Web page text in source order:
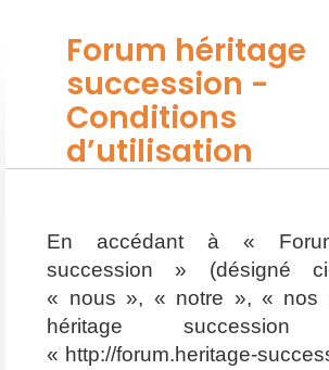
Forum héritage
succession -
Conditions
d’utilisation
En accédant à «
succession » (désigné
« nous », « notre », « nos
héritage
« http://forum.heritage-